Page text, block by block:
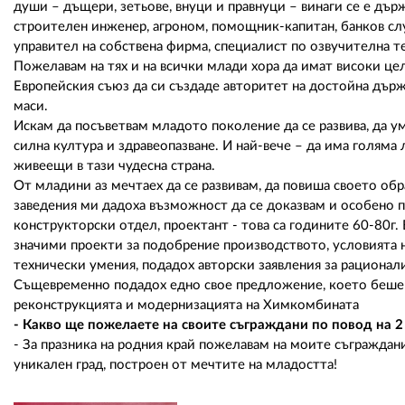
души – дъщери, зетьове, внуци и правнуци – винаги се е
строителен инженер, агроном, помощник-капитан, банков
управител на собствена фирма, специалист по озвучителна
Пожелавам на тях и на всички млади хора да имат високи
Европейския съюз да си създаде авторитет на достойна
маси.
Искам да посъветвам младото поколение да се развива, да
силна култура и здравеопазване. И най-вече – да има
живеещи в тази чудесна страна.
От младини аз мечтаех да се развивам, да повиша своето
заведения ми дадоха възможност да се доказвам и особено
конструкторски отдел, проектант - това са годините 60-
значими проекти за подобрение производството,
технически умения, подадох авторски заявления за
Същевременно подадох едно свое предложение, което
реконструкцията и модернизацията на Химкомбината
- Какво ще пожелаете на своите съграждани по повод на
- За празника на родния край пожелавам на моите
уникален град, построен от мечтите на младостта!